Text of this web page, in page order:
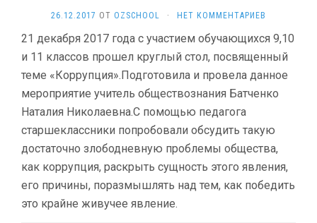
26.12.2017 ОТ OZSCHOOL · НЕТ КОММЕНТАРИЕВ
21 декабря 2017 года с участием обучающихся 9,10
и 11 классов прошел круглый стол, посвященный
теме «Коррупция».Подготовила и провела данное
мероприятие учитель обществознания Батченко
Наталия Николаевна.С помощью педагога
старшеклассники попробовали обсудить такую
достаточно злободневную проблемы общества,
как коррупция, раскрыть сущность этого явления,
его причины, поразмышлять над тем, как победить
это крайне живучее явление.